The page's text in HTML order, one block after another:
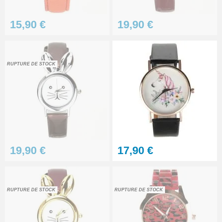
montre - réparation pas chère
10,90 €
Support réparation de boîtier de
montre pas cher
15,90 € 19,90 €
RUPTURE DE STOCK
19,90 € 17,90 €
RUPTURE DE STOCK RUPTURE DE STOCK